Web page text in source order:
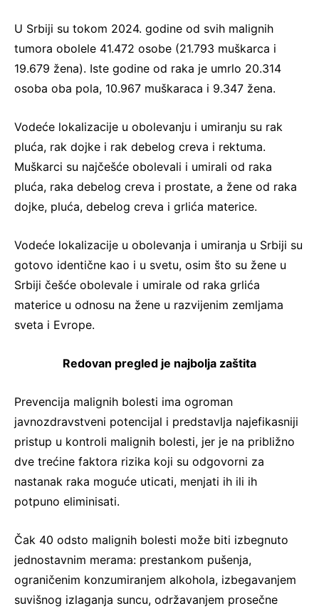
U Srbiji su tokom 2024. godine od svih malignih
tumora obolele 41.472 osobe (21.793 muškarca i
19.679 žena). Iste godine od raka je umrlo 20.314
osoba oba pola, 10.967 muškaraca i 9.347 žena.
Vodeće lokalizacije u obolevanju i umiranju su rak
pluća, rak dojke i rak debelog creva i rektuma.
Muškarci su najčešće obolevali i umirali od raka
pluća, raka debelog creva i prostate, a žene od raka
dojke, pluća, debelog creva i grlića materice.
Vodeće lokalizacije u obolevanja i umiranja u Srbiji su
gotovo identične kao i u svetu, osim što su žene u
Srbiji češće obolevale i umirale od raka grlića
materice u odnosu na žene u razvijenim zemljama
sveta i Evrope.
Redovan pregled je najbolja zaštita
Prevencija malignih bolesti ima ogroman
javnozdravstveni potencijal i predstavlja najefikasniji
pristup u kontroli malignih bolesti, jer je na približno
dve trećine faktora rizika koji su odgovorni za
nastanak raka moguće uticati, menjati ih ili ih
potpuno eliminisati.
Čak 40 odsto malignih bolesti može biti izbegnuto
jednostavnim merama: prestankom pušenja,
ograničenim konzumiranjem alkohola, izbegavanjem
suvišnog izlaganja suncu, održavanjem prosečne